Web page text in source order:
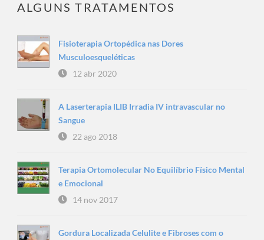
ALGUNS TRATAMENTOS
Fisioterapia Ortopédica nas Dores
Musculoesqueléticas
12 abr 2020
A Laserterapia ILIB Irradia IV intravascular no
Sangue
22 ago 2018
Terapia Ortomolecular No Equilíbrio Físico Mental
e Emocional
14 nov 2017
Gordura Localizada Celulite e Fibroses com o